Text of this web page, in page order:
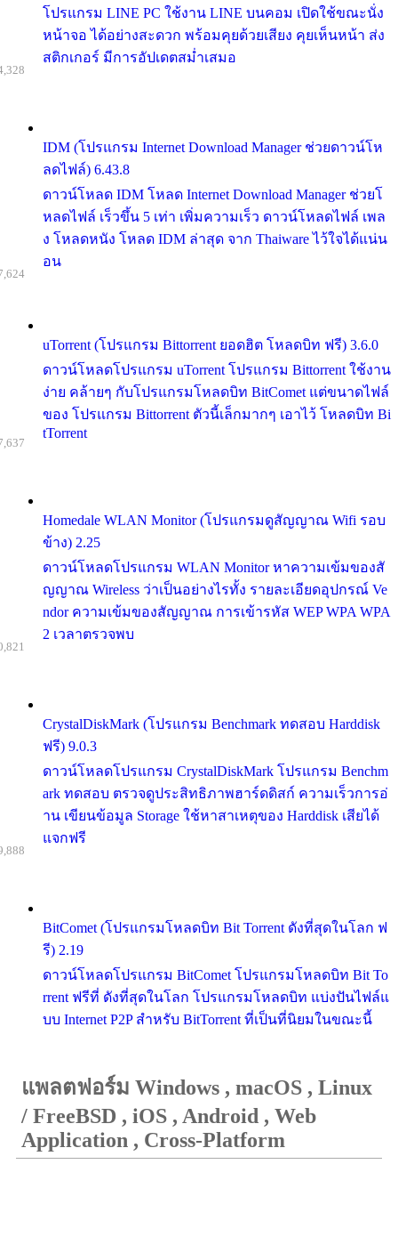
โปรแกรม LINE PC ใช้งาน LINE บนคอม เปิดใช้ขณะนั่ง
หน้าจอ ได้อย่างสะดวก พร้อมคุยด้วยเสียง คุยเห็นหน้า ส่ง
สติกเกอร์ มีการอัปเดตสม่ำเสมอ
IDM (โปรแกรม Internet Download Manager ช่วยดาวน์โห
ลดไฟล์) 6.43.8
ดาวน์โหลด IDM โหลด Internet Download Manager ช่วยโ
หลดไฟล์ เร็วขึ้น 5 เท่า เพิ่มความเร็ว ดาวน์โหลดไฟล์ เพล
ง โหลดหนัง โหลด IDM ล่าสุด จาก Thaiware ไว้ใจได้แน่น
อน
uTorrent (โปรแกรม Bittorrent ยอดฮิต โหลดบิท ฟรี) 3.6.0
ดาวน์โหลดโปรแกรม uTorrent โปรแกรม Bittorrent ใช้งาน
ง่าย คล้ายๆ กับโปรแกรมโหลดบิท BitComet แต่ขนาดไฟล์
ของ โปรแกรม Bittorrent ตัวนี้เล็กมากๆ เอาไว้ โหลดบิท Bi
tTorrent
Homedale WLAN Monitor (โปรแกรมดูสัญญาณ Wifi รอบ
ข้าง) 2.25
ดาวน์โหลดโปรแกรม WLAN Monitor หาความเข้มของสั
ญญาณ Wireless ว่าเป็นอย่างไรทั้ง รายละเอียดอุปกรณ์ Ve
ndor ความเข้มของสัญญาณ การเข้ารหัส WEP WPA WPA
2 เวลาตรวจพบ
CrystalDiskMark (โปรแกรม Benchmark ทดสอบ Harddisk
ฟรี) 9.0.3
ดาวน์โหลดโปรแกรม CrystalDiskMark โปรแกรม Benchm
ark ทดสอบ ตรวจดูประสิทธิภาพฮาร์ดดิสก์ ความเร็วการอ่
าน เขียนข้อมูล Storage ใช้หาสาเหตุของ Harddisk เสียได้
แจกฟรี
BitComet (โปรแกรมโหลดบิท Bit Torrent ดังที่สุดในโลก ฟ
รี) 2.19
ดาวน์โหลดโปรแกรม BitComet โปรแกรมโหลดบิท Bit To
rrent ฟรีที่ ดังที่สุดในโลก โปรแกรมโหลดบิท แบ่งปันไฟล์แ
บบ Internet P2P สำหรับ BitTorrent ที่เป็นที่นิยมในขณะนี้
แพลตฟอร์ม Windows , macOS , Linux
/ FreeBSD , iOS , Android , Web
Application , Cross-Platform